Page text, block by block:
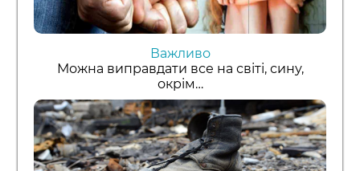
Важливо
Можна виправдати все на світі, сину,
окрім…